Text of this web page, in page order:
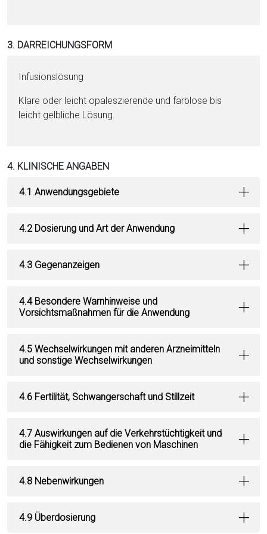
3. DARREICHUNGSFORM
Infusionslösung
Klare oder leicht opaleszierende und farblose bis
leicht gelbliche Lö­sung.
4. KLINISCHE ANGABEN
4.1 Anwendungsgebiete
4.2 Dosierung und Art der Anwendung
4.3 Gegenanzeigen
4.4 Besondere Warnhinweise und
Vorsichtsmaßnahmen für die Anwendung
4.5 Wechselwirkungen mit anderen Arzneimitteln
und sonstige Wechselwirkungen
4.6 Fertilität, Schwangerschaft und Stillzeit
4.7 Auswirkungen auf die Verkehrstüchtigkeit und
die Fähigkeit zum Bedienen von Maschinen
4.8 Nebenwirkungen
4.9 Überdosierung